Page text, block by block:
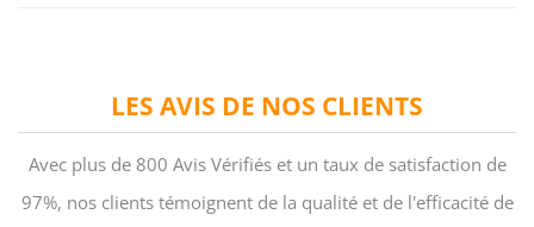
LES AVIS DE NOS CLIENTS
Avec plus de 800 Avis Vérifiés et un taux de satisfaction de
97%, nos clients témoignent de la qualité et de l'efficacité de